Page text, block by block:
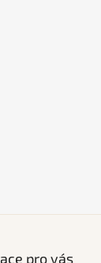
pro vás